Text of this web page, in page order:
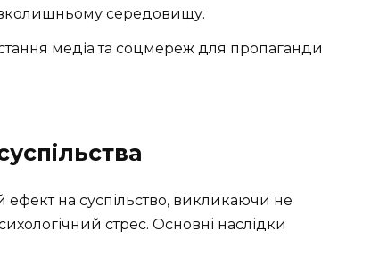
середовищу.
медіа та соцмереж для пропаганди
на суспільство, викликаючи не
стрес. Основні наслідки